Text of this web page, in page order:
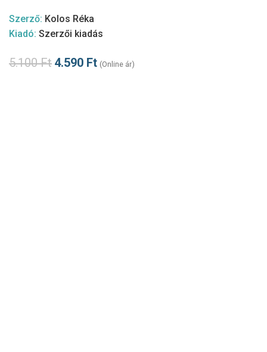
Szerző: Kolos Réka
Kiadó: Szerzői kiadás
5.100Ft 4.590 Ft (Online ár)